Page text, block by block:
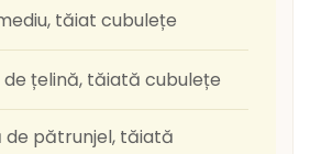
tăiat cubulețe
de țelină, tăiată cubulețe
de pătrunjel, tăiată